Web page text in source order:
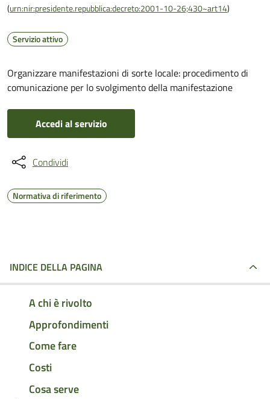
(urn:nir:presidente.repubblica:decreto:2001-10-26;430~art14)
Servizio attivo
Organizzare manifestazioni di sorte locale: procedimento di
comunicazione per lo svolgimento della manifestazione
Accedi al servizio
Condividi
Normativa di riferimento
INDICE DELLA PAGINA
A chi è rivolto
Approfondimenti
Come fare
Costi
Cosa serve